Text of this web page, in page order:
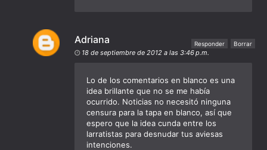
Adriana
18 de septiembre de 2012 a las 3:46 p.m.
Lo de los comentarios en blanco es una
idea brillante que no se me había
ocurrido. Noticias no necesitó ninguna
censura para la tapa en blanco, así que
espero que la idea cunda entre los
larratistas para desnudar tus aviesas
intenciones.
Responder Borrar